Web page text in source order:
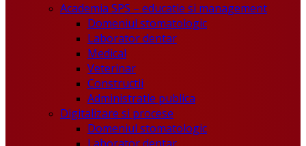
Academia SPS – educatie si management
Domeniul stomatologic
Laborator dentar
Medical
Veterinar
Constructii
Administratie publica
Digitalizare si procese
Domeniul stomatologic